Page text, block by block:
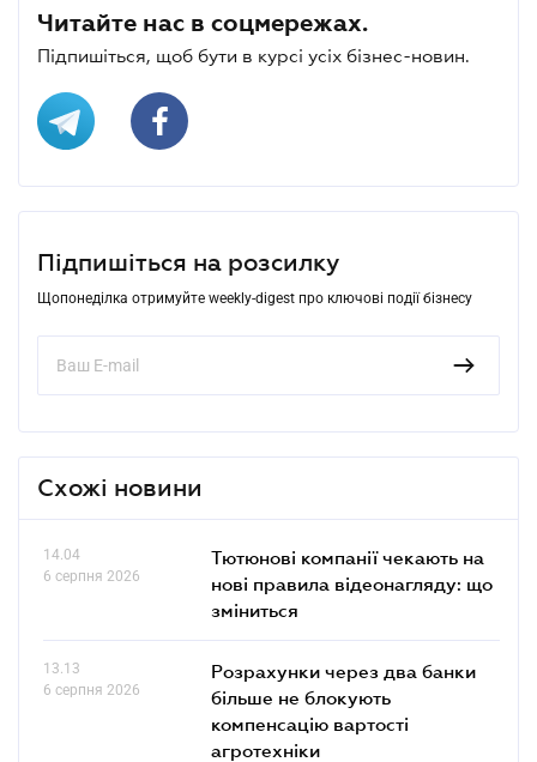
Читайте нас в соцмережах.
Підпишіться, щоб бути в курсі усіх бізнес-новин.
Підпишіться на розсилку
Щопонеділка отримуйте weekly-digest про ключові події бізнесу
Схожі новини
14.04
6 серпня 2026
Тютюнові компанії чекають на
нові правила відеонагляду: що
зміниться
13.13
6 серпня 2026
Розрахунки через два банки
більше не блокують
компенсацію вартості
агротехніки